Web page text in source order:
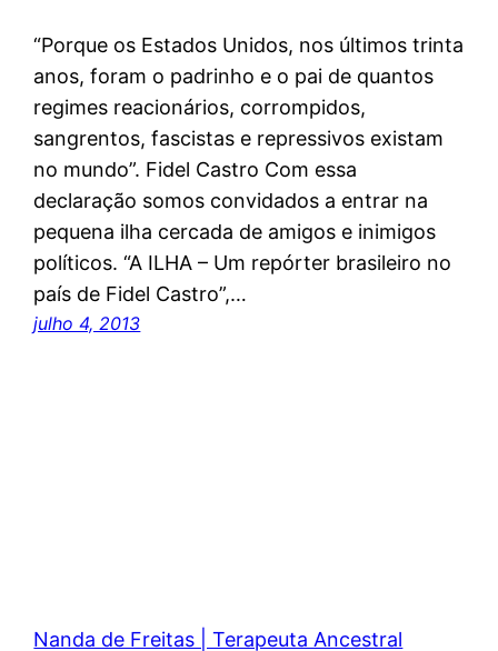
“Porque os Estados Unidos, nos últimos trinta
anos, foram o padrinho e o pai de quantos
regimes reacionários, corrompidos,
sangrentos, fascistas e repressivos existam
no mundo”. Fidel Castro Com essa
declaração somos convidados a entrar na
pequena ilha cercada de amigos e inimigos
políticos. “A ILHA – Um repórter brasileiro no
país de Fidel Castro”,…
julho 4, 2013
Nanda de Freitas | Terapeuta Ancestral